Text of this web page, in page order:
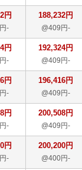
円
-
188,232円
@409円-
円
-
192,324円
@409円-
円
-
196,416円
@409円-
円
-
200,508円
@409円-
円
-
200,200円
@400円-